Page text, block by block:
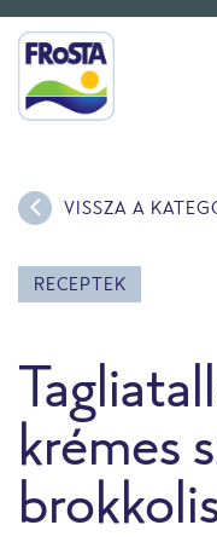
RECEPTEK
krémes
VISSZA A